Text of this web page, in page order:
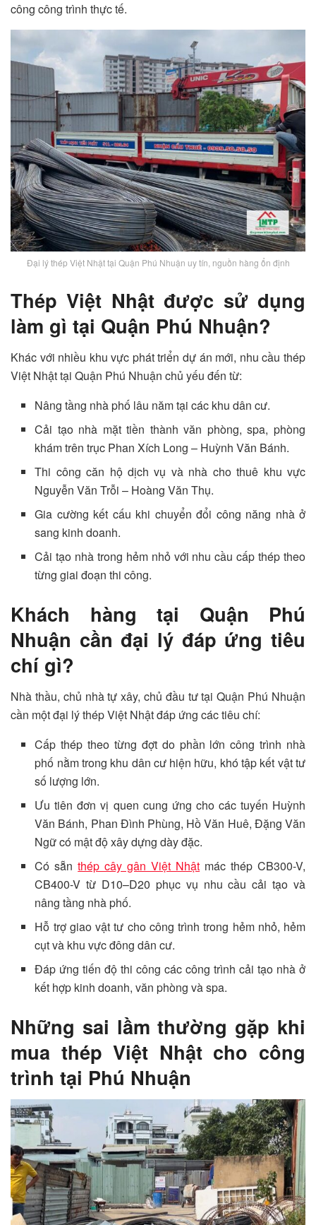
công công trình thực tế.
Đại lý thép Việt Nhật tại Quận Phú Nhuận uy tín, nguồn hàng ổn định
Thép Việt Nhật được sử dụng
làm gì tại Quận Phú Nhuận?
Khác với nhiều khu vực phát triển dự án mới, nhu cầu thép
Việt Nhật tại Quận Phú Nhuận chủ yếu đến từ:
Nâng tầng nhà phố lâu năm tại các khu dân cư.
Cải tạo nhà mặt tiền thành văn phòng, spa, phòng
khám trên trục Phan Xích Long – Huỳnh Văn Bánh.
Thi công căn hộ dịch vụ và nhà cho thuê khu vực
Nguyễn Văn Trỗi – Hoàng Văn Thụ.
Gia cường kết cấu khi chuyển đổi công năng nhà ở
sang kinh doanh.
Cải tạo nhà trong hẻm nhỏ với nhu cầu cấp thép theo
từng giai đoạn thi công.
Khách hàng tại Quận Phú
Nhuận cần đại lý đáp ứng tiêu
chí gì?
Nhà thầu, chủ nhà tự xây, chủ đầu tư tại Quận Phú Nhuận
cần một đại lý thép Việt Nhật đáp ứng các tiêu chí:
Cấp thép theo từng đợt do phần lớn công trình nhà
phố nằm trong khu dân cư hiện hữu, khó tập kết vật tư
số lượng lớn.
Ưu tiên đơn vị quen cung ứng cho các tuyến Huỳnh
Văn Bánh, Phan Đình Phùng, Hồ Văn Huê, Đặng Văn
Ngữ có mật độ xây dựng dày đặc.
Có sẵnthép cây gân Việt Nhật mác thép CB300-V,
CB400-V từ D10–D20 phục vụ nhu cầu cải tạo và
nâng tầng nhà phố.
Hỗ trợ giao vật tư cho công trình trong hẻm nhỏ, hẻm
cụt và khu vực đông dân cư.
Đáp ứng tiến độ thi công các công trình cải tạo nhà ở
kết hợp kinh doanh, văn phòng và spa.
Những sai lầm thường gặp khi
mua thép Việt Nhật cho công
trình tại Phú Nhuận